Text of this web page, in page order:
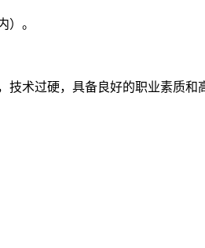
）。
术过硬，具备良好的职业素质